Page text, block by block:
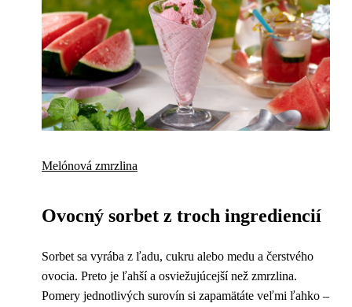
Melónová zmrzlina
Ovocný sorbet z troch ingrediencií
Sorbet sa vyrába z ľadu, cukru alebo medu a čerstvého
ovocia. Preto je ľahší a osviežujúcejší než zmrzlina.
Pomery jednotlivých surovín si zapamätáte veľmi ľahko –